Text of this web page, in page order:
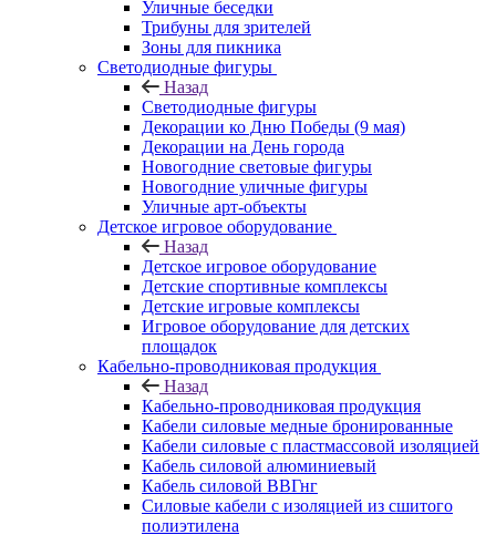
Уличные беседки
Трибуны для зрителей
Зоны для пикника
Светодиодные фигуры
Назад
Светодиодные фигуры
Декорации ко Дню Победы (9 мая)
Декорации на День города
Новогодние световые фигуры
Новогодние уличные фигуры
Уличные арт-объекты
Детское игровое оборудование
Назад
Детское игровое оборудование
Детские спортивные комплексы
Детские игровые комплексы
Игровое оборудование для детских
площадок
Кабельно-проводниковая продукция
Назад
Кабельно-проводниковая продукция
Кабели силовые медные бронированные
Кабели силовые с пластмассовой изоляцией
Кабель силовой алюминиевый
Кабель силовой ВВГнг
Силовые кабели с изоляцией из сшитого
полиэтилена